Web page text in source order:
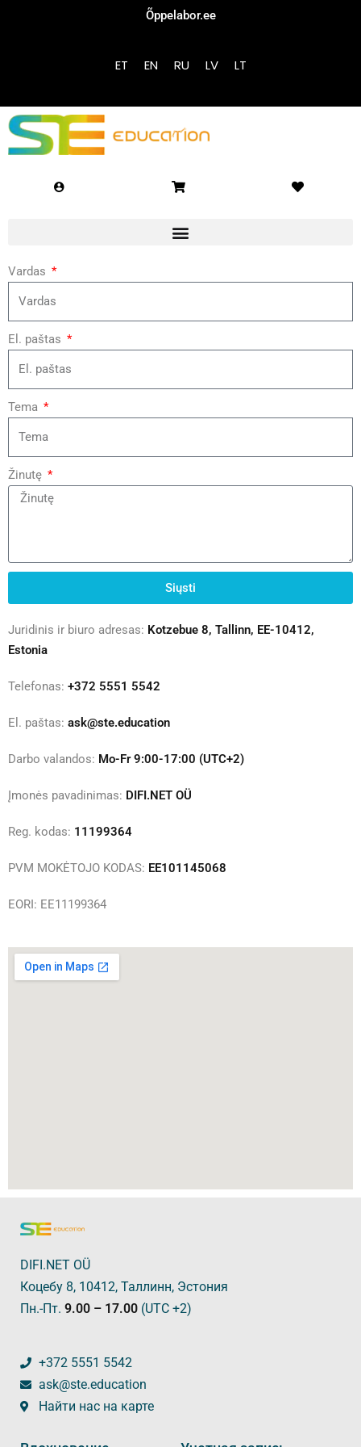
Õppelabor.ee
ET EN RU LV LT
Vardas
El. paštas
Tema
Žinutę
Siųsti
Juridinis ir biuro adresas: Kotzebue 8, Tallinn, EE-10412,
Estonia
Telefonas: +372 5551 5542
El. paštas: ask@ste.education
Darbo valandos: Mo-Fr 9:00-17:00 (UTC+2)
Įmonės pavadinimas: DIFI.NET OÜ
Reg. kodas: 11199364
PVM MOKĖTOJO KODAS: EE101145068
EORI: EE11199364
DIFI.NET OÜ
Коцебу 8, 10412, Таллинн, Эстония
Пн.-Пт. 9.00 – 17.00 (UTC +2)
+372 5551 5542
ask@ste.education
Найти нас на карте
Don’t have an account?
Remember me Lost your password?